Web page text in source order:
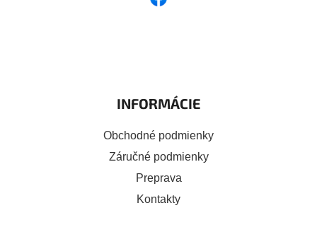
INFORMÁCIE
Obchodné podmienky
Záručné podmienky
Preprava
Kontakty